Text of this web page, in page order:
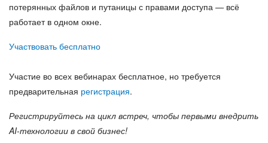
потерянных файлов и путаницы с правами доступа — всё
работает в одном окне.
Участвовать бесплатно
Участие во всех вебинарах бесплатное, но требуется
предварительная регистрация.
Регистрируйтесь на цикл встреч, чтобы первыми внедрить
AI-технологии в свой бизнес!